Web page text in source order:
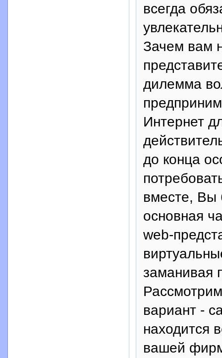
всегда
Зачем вам
дилемма
Интернет
до конца
вместе, Вы
основная
web-
заманивая
вариант -
находится
вашей